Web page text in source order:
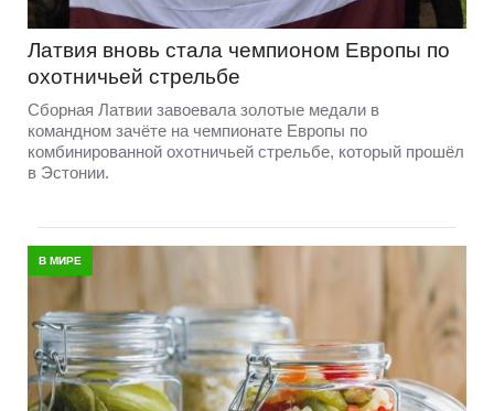
Латвия вновь стала чемпионом Европы по
охотничьей стрельбе
Сборная Латвии завоевала золотые медали в
командном зачёте на чемпионате Европы по
комбинированной охотничьей стрельбе, который прошёл
в Эстонии.
В МИРЕ